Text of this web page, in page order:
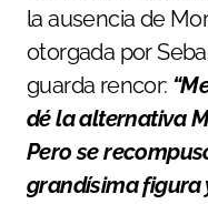
la ausencia de
otorgada por
guarda rencor:
dé la alternativa
Pero se
grandísima figura